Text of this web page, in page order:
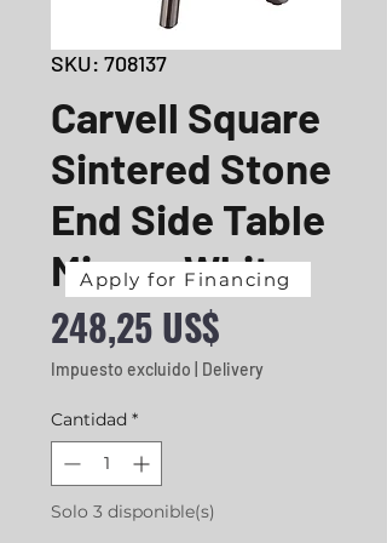
SKU: 708137
Carvell Square
Sintered Stone
End Side Table
Mirage White
248,25 US$
Impuesto excluido Delivery
Cantidad *
Solo 3 disponible(s)
Apply for Financing